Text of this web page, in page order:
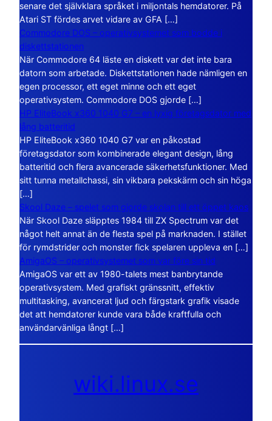
senare det självklara språket i miljontals hemdatorer. På
Atari ST fördes arvet vidare av GFA […]
Commodore DOS – operativsystemet som bodde i
diskettstationen
När Commodore 64 läste en diskett var det inte bara
datorn som arbetade. Diskettstationen hade nämligen en
egen processor, ett eget minne och ett eget
operativsystem. Commodore DOS gjorde […]
HP EliteBook x360 1040 G7 – en lyxig företagsdator med
lång batteritid
HP EliteBook x360 1040 G7 var en påkostad
företagsdator som kombinerade elegant design, lång
batteritid och flera avancerade säkerhetsfunktioner. Med
sitt tunna metallchassi, sin vikbara pekskärm och sin höga
[…]
Skool Daze – spelet som gjorde skolan till ett öppet kaos
När Skool Daze släpptes 1984 till ZX Spectrum var det
något helt annat än de flesta spel på marknaden. I stället
för rymdstrider och monster fick spelaren uppleva en […]
AmigaOS – operativsystemet som var före sin tid
AmigaOS var ett av 1980-talets mest banbrytande
operativsystem. Med grafiskt gränssnitt, effektiv
multitasking, avancerat ljud och färgstark grafik visade
det att hemdatorer kunde vara både kraftfulla och
användarvänliga långt […]
wiki.linux.se